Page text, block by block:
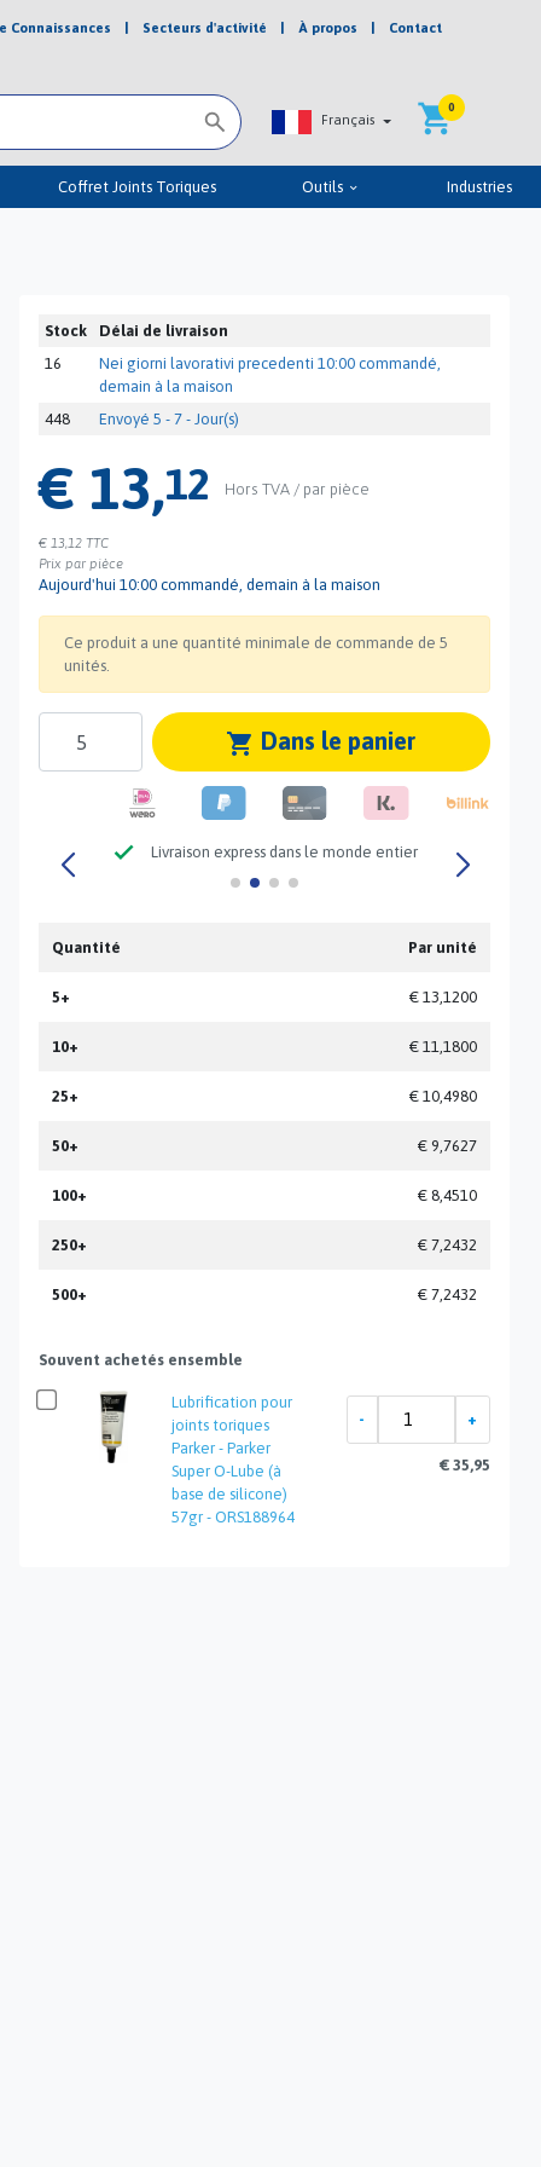
Connaissances | Secteurs d'activité | À propos | Contact
Français shopping_cart
0
Coffret Joints Toriques Outils keyboard_arrow_down Industries


Stock
Délai de livraison
16
Nei giorni lavorativi precedenti 10:00 commandé,
demain à la maison
448
Envoyé 5 - 7 - Jour(s)
€ 13,12 Hors TVA / par pièce
€ 13,12 TTC
Prix par pièce
Aujourd'hui 10:00 commandé, demain à la maison
Ce produit a une quantité minimale de commande de 5
unités.
shopping_cart Dans le panier
check Livraison express dans le monde entier
Quantité Par unité
5+ € 13,1200
10+ € 11,1800
25+ € 10,4980
50+ € 9,7627
100+ € 8,4510
250+ € 7,2432
500+ € 7,2432
Souvent achetés ensemble
Lubrification pour
joints toriques
Parker - Parker
Super O-Lube (à
base de silicone)
57gr - ORS188964
€ 35,95